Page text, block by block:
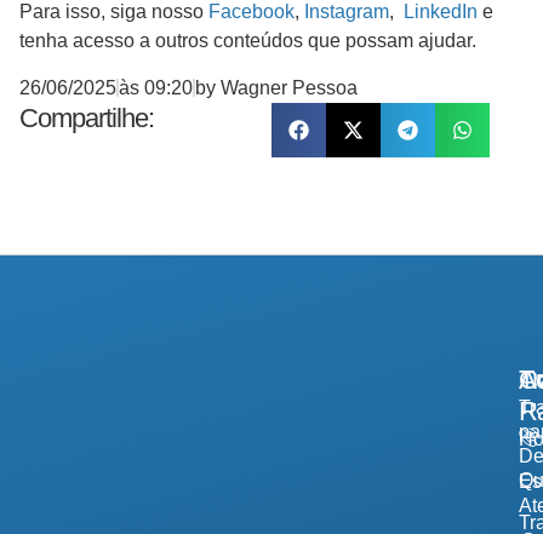
Para isso, siga nosso Facebook, Instagram, LinkedIn e
tenha acesso a outros conteúdos que possam ajudar.
26/06/2025às 09:20 by Wagner Pessoa
Compartilhe: